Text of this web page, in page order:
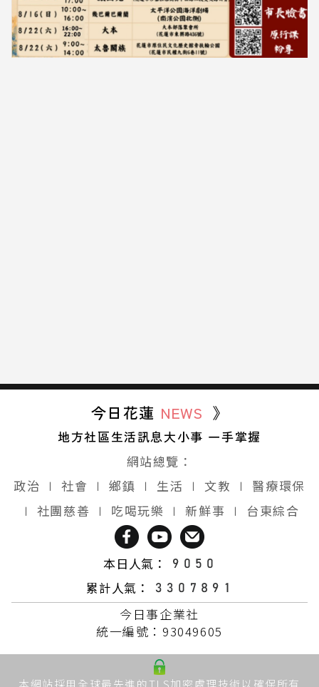
今日花蓮 NEWS 》
地方社區生活訊息大小事 一手掌握
網站總覽：
政治 ∣ 社會 ∣ 鄉鎮 ∣ 生活 ∣ 文教 ∣
醫療環保
∣ 社團慈善 ∣ 吃喝玩樂 ∣ 新鮮事 ∣ 台東綜合
本日人氣：
累計人氣：
今日事企業社
統一編號：93049605
本網站採用全球最先進的TLS加密處理技術以確保所有